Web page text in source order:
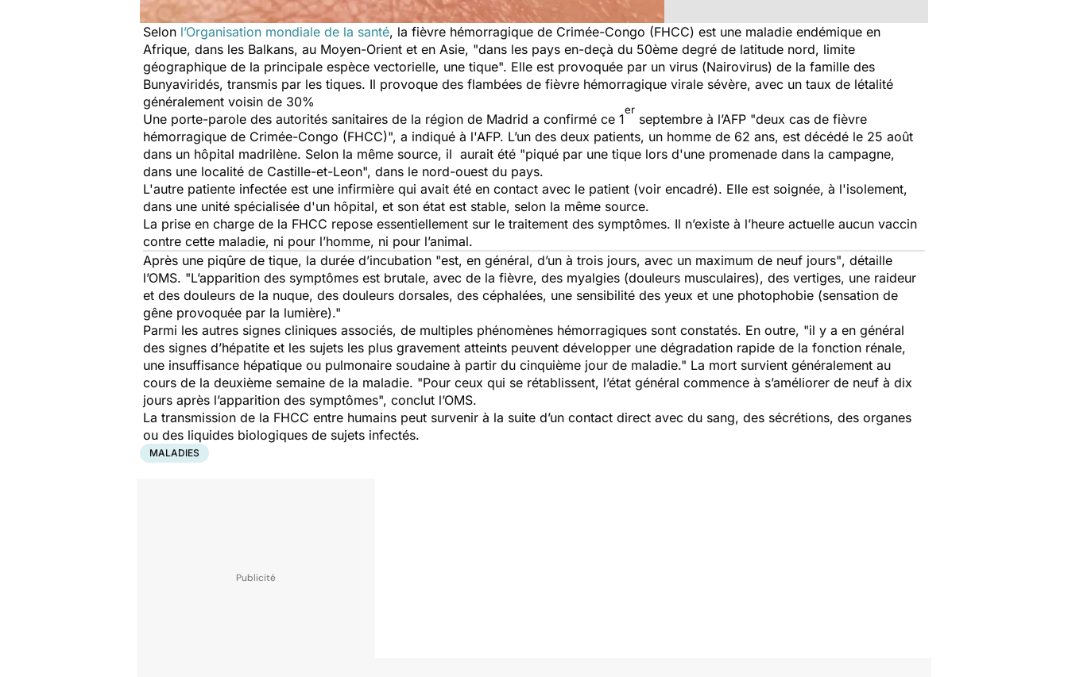
Selon l’Organisation mondiale de la santé, la fièvre hémorragique de Crimée-Congo (FHCC) est une maladie endémique en
Afrique, dans les Balkans, au Moyen-Orient et en Asie, "dans les pays en-deçà du 50ème degré de latitude nord, limite
géographique de la principale espèce vectorielle, une tique". Elle est provoquée par un virus (Nairovirus) de la famille des
Bunyaviridés, transmis par les tiques. Il provoque des flambées de fièvre hémorragique virale sévère, avec un taux de létalité
généralement voisin de 30%
Une porte-parole des autorités sanitaires de la région de Madrid a confirmé ce 1
er
septembre à l’AFP "deux cas de fièvre
hémorragique de Crimée-Congo (FHCC)", a indiqué à l'AFP. L’un des deux patients, un homme de 62 ans, est décédé le 25 août
dans un hôpital madrilène. Selon la même source, il aurait été "piqué par une tique lors d'une promenade dans la campagne,
dans une localité de Castille-et-Leon", dans le nord-ouest du pays.
L'autre patiente infectée est une infirmière qui avait été en contact avec le patient (voir encadré). Elle est soignée, à l'isolement,
dans une unité spécialisée d'un hôpital, et son état est stable, selon la même source.
La prise en charge de la FHCC repose essentiellement sur le traitement des symptômes. Il n’existe à l’heure actuelle aucun vaccin
contre cette maladie, ni pour l’homme, ni pour l’animal.
Après une piqûre de tique, la durée d’incubation "est, en général, d’un à trois jours, avec un maximum de neuf jours", détaille
l’OMS. "L’apparition des symptômes est brutale, avec de la fièvre, des myalgies (douleurs musculaires), des vertiges, une raideur
et des douleurs de la nuque, des douleurs dorsales, des céphalées, une sensibilité des yeux et une photophobie (sensation de
gêne provoquée par la lumière)."
Parmi les autres signes cliniques associés, de multiples phénomènes hémorragiques sont constatés. En outre, "il y a en général
des signes d’hépatite et les sujets les plus gravement atteints peuvent développer une dégradation rapide de la fonction rénale,
une insuffisance hépatique ou pulmonaire soudaine à partir du cinquième jour de maladie." La mort survient généralement au
cours de la deuxième semaine de la maladie. "Pour ceux qui se rétablissent, l’état général commence à s’améliorer de neuf à dix
jours après l’apparition des symptômes", conclut l’OMS.
La transmission de la FHCC entre humains peut survenir à la suite d’un contact direct avec du sang, des sécrétions, des organes
ou des liquides biologiques de sujets infectés.
MALADIES